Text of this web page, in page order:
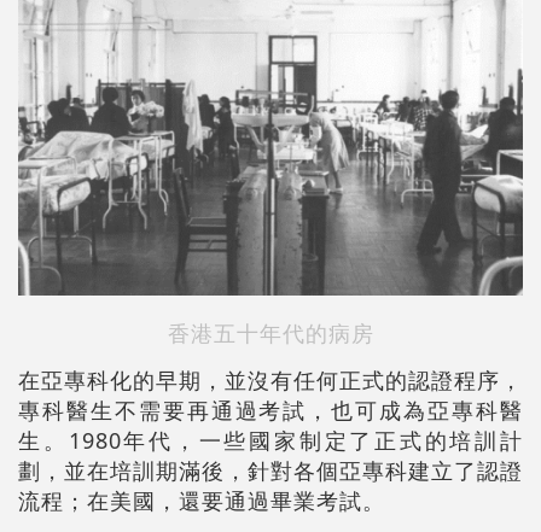
香港五十年代的病房
在亞專科化的早期，並沒有任何正式的認證程序，
專科醫生不需要再通過考試，也可成為亞專科醫
生。1980年代，一些國家制定了正式的培訓計
劃，並在培訓期滿後，針對各個亞專科建立了認證
流程；在美國，還要通過畢業考試。